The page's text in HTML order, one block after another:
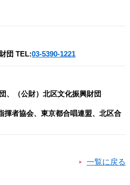
団 TEL:03-5390-1221
、（公財）北区文化振興財団
揮者協会、東京都合唱連盟、北区合
一覧に戻る